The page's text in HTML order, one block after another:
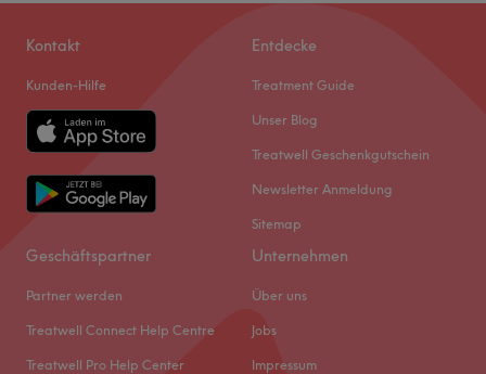
Kontakt
Kunden-Hilfe
Entdecke
Treatment Guide
Unser Blog
Treatwell Geschenkgutschein
Newsletter Anmeldung
Sitemap
Geschäftspartner
Partner werden
Treatwell Connect Help Centre
Treatwell Pro Help Center
Unternehmen
Über uns
Jobs
Impressum